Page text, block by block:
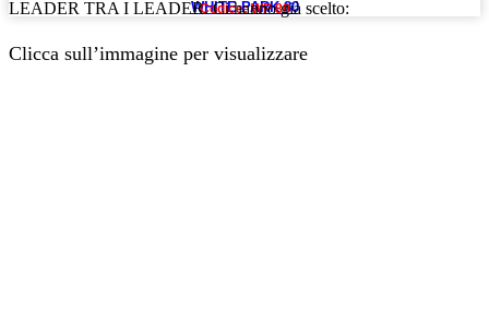
WHITE PARK 80
Codice: WP 80
LEADER TRA I LEADER. Ci hanno già scelto:
Clicca sull’immagine per visualizzare